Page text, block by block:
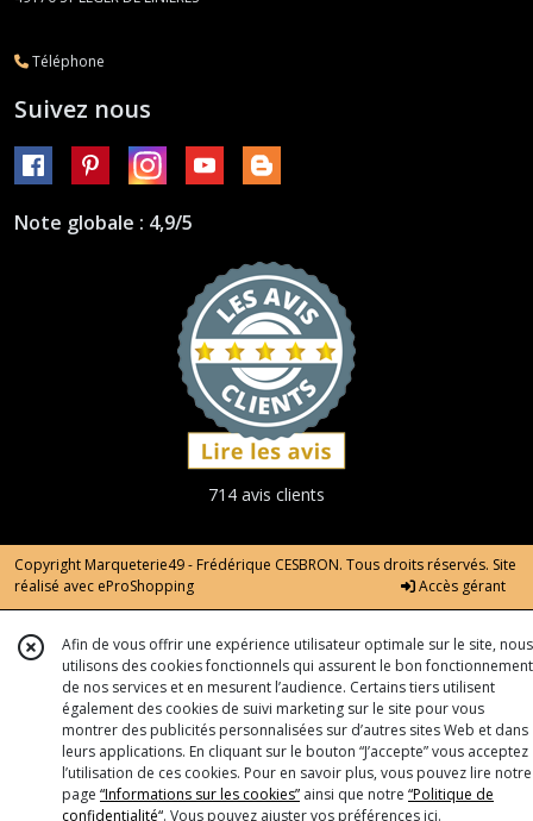
Téléphone
Suivez nous
Note globale : 4,9/5
714 avis clients
Copyright Marqueterie49 - Frédérique CESBRON. Tous droits réservés. Site
réalisé avec eProShopping Accès gérant
Afin de vous offrir une expérience utilisateur optimale sur le site, nous
utilisons des cookies fonctionnels qui assurent le bon fonctionnement
de nos services et en mesurent l’audience. Certains tiers utilisent
également des cookies de suivi marketing sur le site pour vous
montrer des publicités personnalisées sur d’autres sites Web et dans
leurs applications. En cliquant sur le bouton “J’accepte” vous acceptez
l’utilisation de ces cookies. Pour en savoir plus, vous pouvez lire notre
page “Informations sur les cookies” ainsi que notre “Politique de
confidentialité“. Vous pouvez ajuster vos préférences ici.